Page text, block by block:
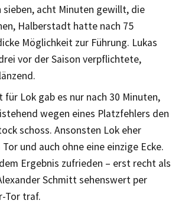
acht Minuten gewillt, die
Halberstadt hatte nach 75
Möglichkeit zur Führung. Lukas
vor der Saison verpflichtete,
für Lok gab es nur nach 30 Minuten,
wegen eines Platzfehlers den
schoss. Ansonsten Lok eher
und auch ohne eine einzige Ecke.
Ergebnis zufrieden – erst recht als
Schmitt sehenswert per
Tor traf.